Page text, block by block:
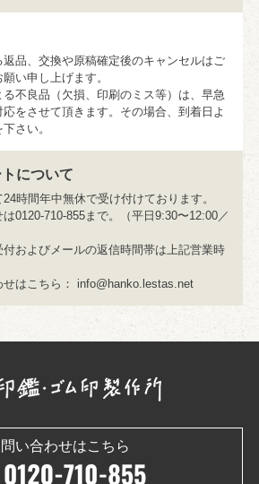
品、交換や原稿確定後のキャンセルはご
い申し上げます。
不良品（欠損、印刷のミス等）は、早急
をさせて頂きます。その場合、到着日よ
さい。
について
時間年中無休で受け付けております。
0120-710-855まで。（平日9:30〜12:00／
およびメールの返信時間帯は上記営業時
はこちら： info@hanko.lestas.net
い合わせはこちら